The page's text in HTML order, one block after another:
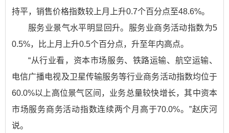
持平，销售价格指数较上月上升0.7个百分点至48.6%。
服务业景气水平明显回升。服务业商务活动指数为5
0.5%，比上月上升0.5个百分点，升至年内高点。
“从行业看，资本市场服务、铁路运输、航空运输、
电信广播电视及卫星传输服务等行业商务活动指数均位于
60.0%以上高位景气区间，业务总量较快增长，其中资本
市场服务商务活动指数连续两个月高于70.0%。”赵庆河
说。